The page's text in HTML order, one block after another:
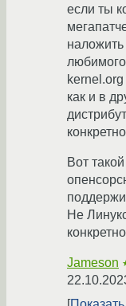
если ты
kernel.org
как и в
Вот
Не
Jameson